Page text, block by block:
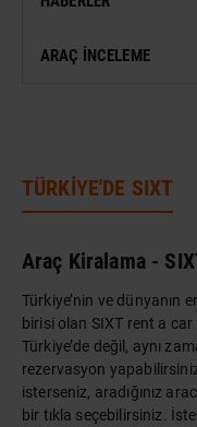
ANTIK KENT & ALANLAR
ARAÇ İNCELEME
TÜRKİYE'DE SIXT
Araç Kiralama -
Türkiye’nin ve dünyanın
birisi olan SIXT rent a
Türkiye’de değil, aynı
rezervasyon
isterseniz, aradığınız
bir tıkla seçebilirsiniz.